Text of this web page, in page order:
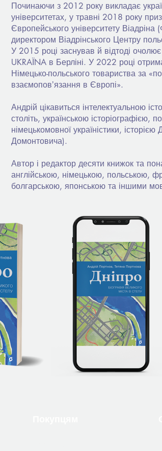
Починаючи з 2012 року викладає
університетах, у травні 2018 року
Європейського університету
директором Віадрінського Центру
У 2015 році заснував й відтоді
UKRAЇNA в Берліні. У 2022 році
Німецько-польського товариства за
взаємоповʼязання в Європі».
Андрій цікавиться інтелектуальною
століть, українською історіографією,
німецькомовної україністики,
Домонтовича).
Автор і редактор десяти книжок та
англійською, німецькою, польською,
болгарською, японською та іншими